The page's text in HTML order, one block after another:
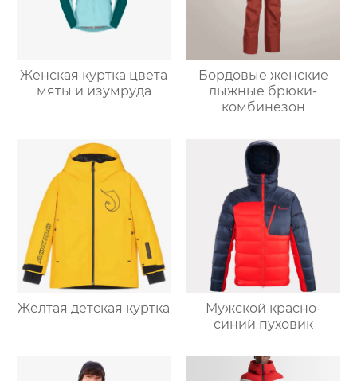
Женская куртка цвета
мяты и изумруда
Бордовые женские
лыжные брюки-
комбинезон
Желтая детская куртка
Мужской красно-
синий пуховик